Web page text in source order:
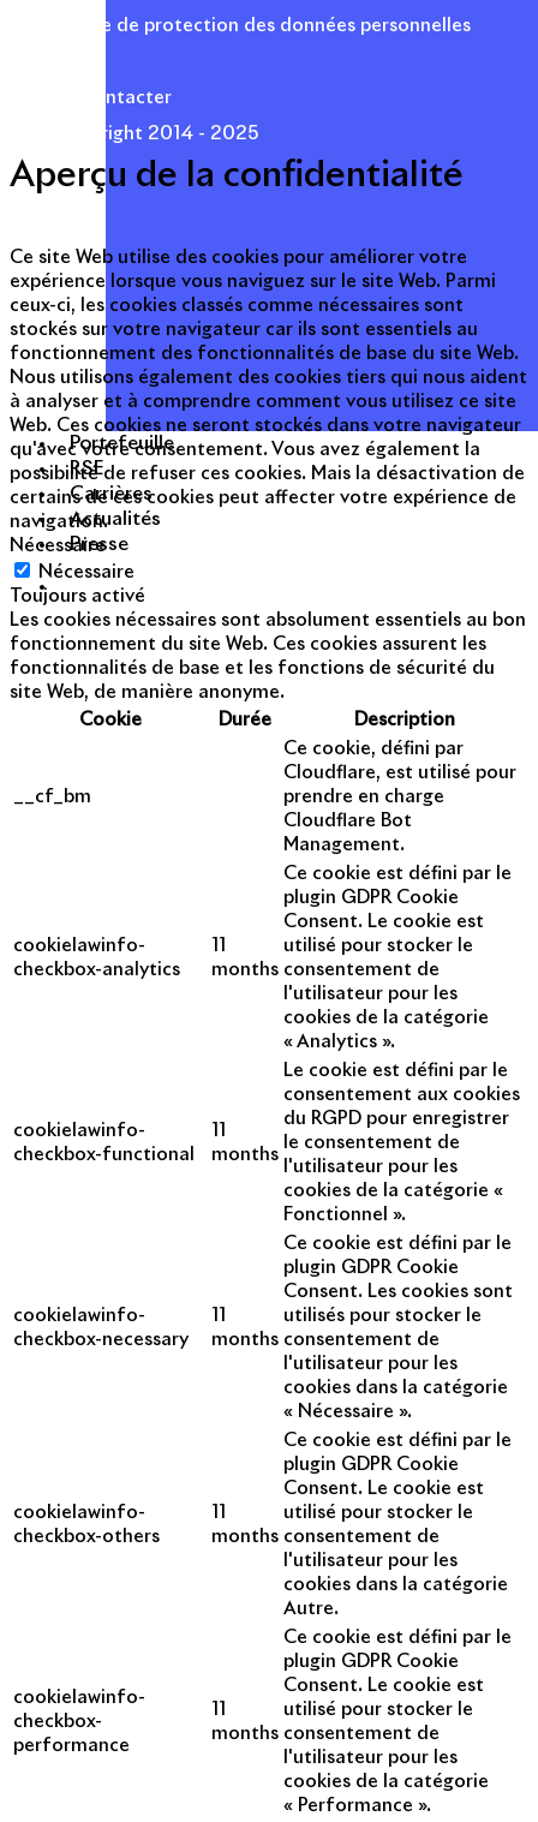
Portefeuille
RSE
Carrières
Actualités
Presse
Politique de protection des données personnelles
Nous contacter
© Copyright 2014 - 2025
Aperçu de la confidentialité
Ce site Web utilise des cookies pour améliorer votre
expérience lorsque vous naviguez sur le site Web. Parmi
ceux-ci, les cookies classés comme nécessaires sont
stockés sur votre navigateur car ils sont essentiels au
fonctionnement des fonctionnalités de base du site Web.
Nous utilisons également des cookies tiers qui nous aident
à analyser et à comprendre comment vous utilisez ce site
Web. Ces cookies ne seront stockés dans votre navigateur
qu'avec votre consentement. Vous avez également la
possibilité de refuser ces cookies. Mais la désactivation de
certains de ces cookies peut affecter votre expérience de
navigation.
Nécessaire
Nécessaire
Toujours activé
Les cookies nécessaires sont absolument essentiels au bon
fonctionnement du site Web. Ces cookies assurent les
fonctionnalités de base et les fonctions de sécurité du
site Web, de manière anonyme.
Cookie
Durée Description
__cf_bm
Ce cookie, défini par
Cloudflare, est utilisé pour
prendre en charge
Cloudflare Bot
Management.
cookielawinfo-
checkbox-analytics
months
Ce cookie est défini par le
plugin GDPR Cookie
Consent. Le cookie est
utilisé pour stocker le
consentement de
l'utilisateur pour les
cookies de la catégorie
« Analytics ».
cookielawinfo-
checkbox-functional
months
Le cookie est défini par le
consentement aux cookies
du RGPD pour enregistrer
le consentement de
l'utilisateur pour les
cookies de la catégorie «
Fonctionnel ».
cookielawinfo-
checkbox-necessary
months
Ce cookie est défini par le
plugin GDPR Cookie
Consent. Les cookies sont
utilisés pour stocker le
consentement de
l'utilisateur pour les
cookies dans la catégorie
« Nécessaire ».
cookielawinfo-
checkbox-others
months
Ce cookie est défini par le
plugin GDPR Cookie
Consent. Le cookie est
utilisé pour stocker le
consentement de
l'utilisateur pour les
cookies dans la catégorie
Autre.
cookielawinfo-
checkbox-
performance
months
Ce cookie est défini par le
plugin GDPR Cookie
Consent. Le cookie est
utilisé pour stocker le
consentement de
l'utilisateur pour les
cookies de la catégorie
« Performance ».